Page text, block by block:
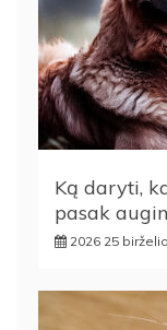
Ką daryti,
pasak
2026 25 birželio